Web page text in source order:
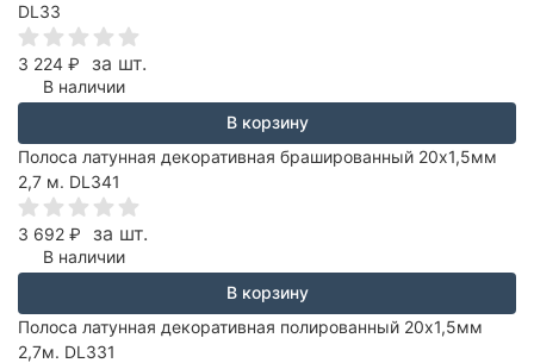
DL33
3 224 ₽ за шт.
В наличии
В корзину
Полоса латунная декоративная брашированный 20х1,5мм
2,7 м. DL341
3 692 ₽ за шт.
В наличии
В корзину
Полоса латунная декоративная полированный 20х1,5мм
2,7м. DL331